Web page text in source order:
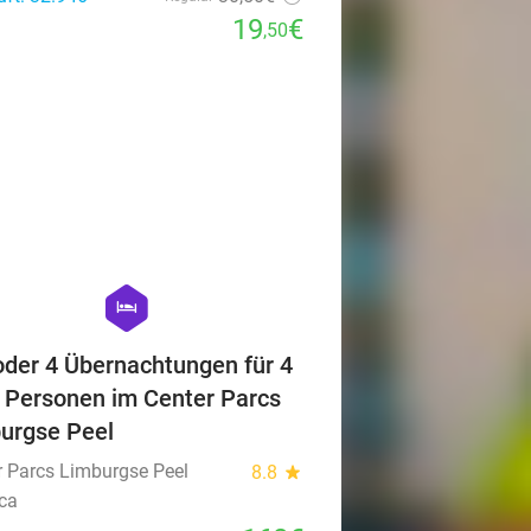
19,50€
hexagon
hotel
4 Übernachtungen für 4
Personen im Center Parcs
Peel
Parcs Limburgse Peel 8.8 star